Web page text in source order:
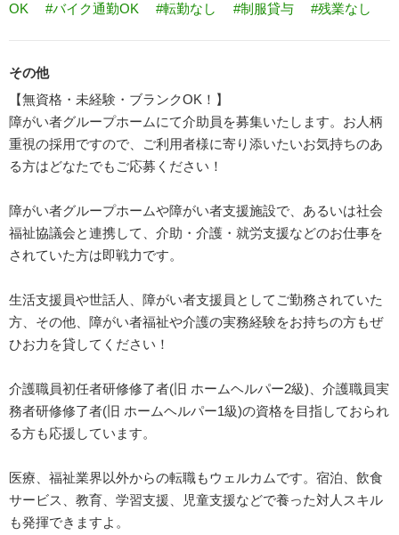
OK
#バイク通勤OK #転勤なし #制服貸与 #残業なし
その他
【無資格・未経験・ブランクOK！】
障がい者グループホームにて介助員を募集いたします。お人柄
重視の採用ですので、ご利用者様に寄り添いたいお気持ちのあ
る方はどなたでもご応募ください！
障がい者グループホームや障がい者支援施設で、あるいは社会
福祉協議会と連携して、介助・介護・就労支援などのお仕事を
されていた方は即戦力です。
生活支援員や世話人、障がい者支援員としてご勤務されていた
方、その他、障がい者福祉や介護の実務経験をお持ちの方もぜ
ひお力を貸してください！
介護職員初任者研修修了者(旧 ホームヘルパー2級)、介護職員実
務者研修修了者(旧 ホームヘルパー1級)の資格を目指しておられ
る方も応援しています。
医療、福祉業界以外からの転職もウェルカムです。宿泊、飲食
サービス、教育、学習支援、児童支援などで養った対人スキル
も発揮できますよ。